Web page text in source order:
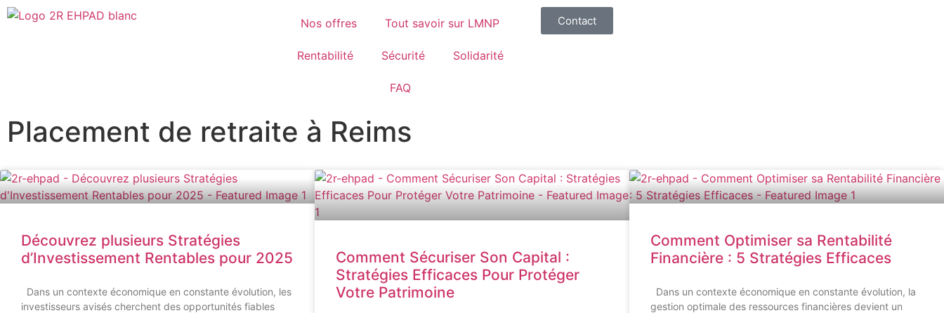
Nos offres Tout savoir sur LMNP
Rentabilité Sécurité Solidarité
FAQ
Contact
Placement de retraite à Reims
Découvrez plusieurs Stratégies
d’Investissement Rentables pour 2025
Dans un contexte économique en constante évolution, les
investisseurs avisés cherchent des opportunités fiables
Comment Sécuriser Son Capital :
Stratégies Efficaces Pour Protéger
Votre Patrimoine
Comment Optimiser sa Rentabilité
Financière : 5 Stratégies Efficaces
Dans un contexte économique en constante évolution, la
gestion optimale des ressources financières devient un